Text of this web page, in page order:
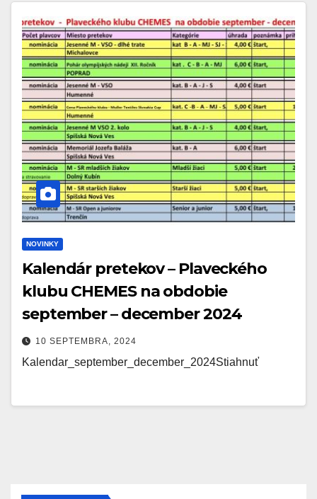
NOVINKY
Kalendár pretekov – Plaveckého
klubu CHEMES na obdobie
september – december 2024
10 SEPTEMBRA, 2024
Kalendar_september_december_2024Stiahnuť